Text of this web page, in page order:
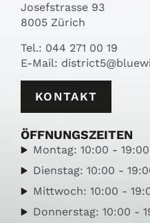
Josefstrasse 93
8005 Zürich
Tel.: 044 271 00 19
E-Mail:
KONTAKT
ÖFFNUNGSZEITEN
Montag: 10:00 - 19:00
Dienstag: 10:00 -
Mittwoch: 10:00 -
Donnerstag: 10:00 -